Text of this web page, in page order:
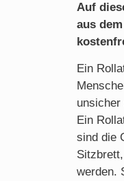
Auf
aus
Ein
unsicher
Ein
sind die
werden.